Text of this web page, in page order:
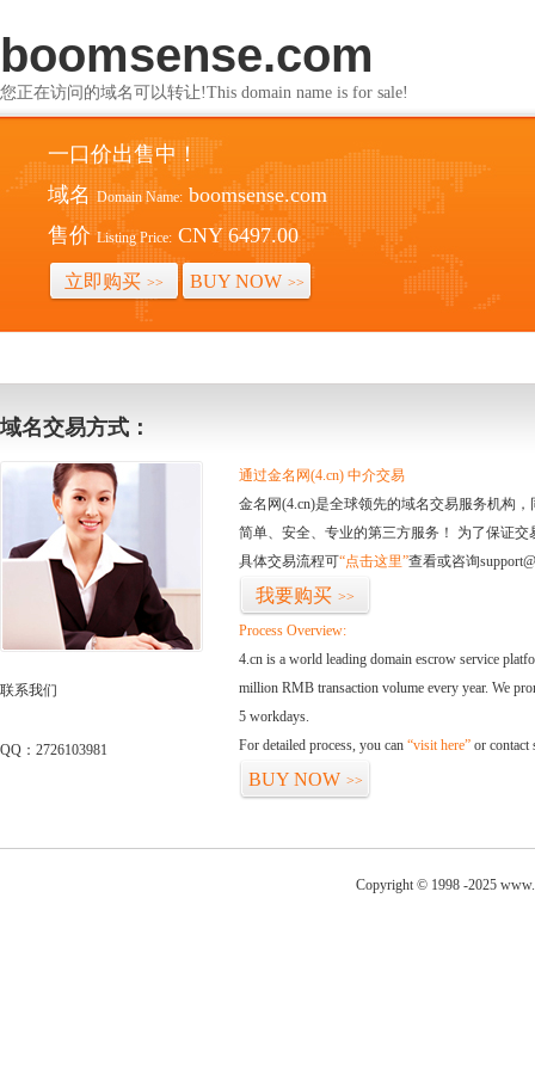
boomsense.com
您正在访问的域名可以转让!This domain name is for sale!
一口价出售中！
域名 Domain Name: boomsense.com
售价 Listing Price: CNY 6497.00
立即购买 >> BUY NOW >>
域名交易方式：
联系我们
QQ：2726103981
通过金名网(4.cn) 中介交易
金名网(4.cn)是全球领先的域名交易服务机构
简单、安全、专业的第三方服务！ 为了保证
具体交易流程可“点击这里”查看或咨询
我要购买 >>
Process Overview:
4.cn is a world leading domain escrow service
million RMB transaction volume every year. We
5 workdays.
For detailed process, you can “visit here” or contact
BUY NOW >>
Copyright © 1998 -2025